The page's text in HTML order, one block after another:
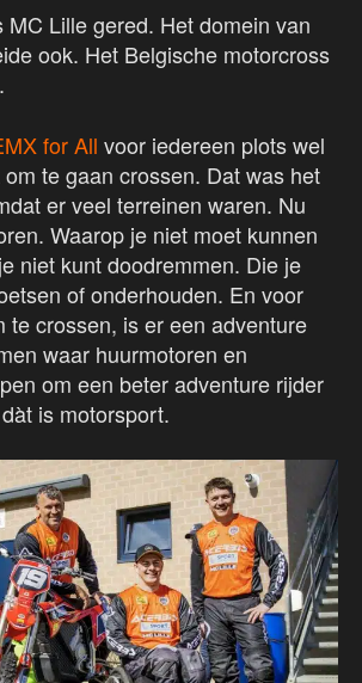
MC Lille gered. Het domein van
ook. Het Belgische motorcross
for All voor iedereen plots wel
te gaan crossen. Dat was het
er veel terreinen waren. Nu
Waarop je niet moet kunnen
niet kunt doodremmen. Die je
of onderhouden. En voor
te crossen, is er een adventure
waar huurmotoren en
om een beter adventure rijder
is motorsport.